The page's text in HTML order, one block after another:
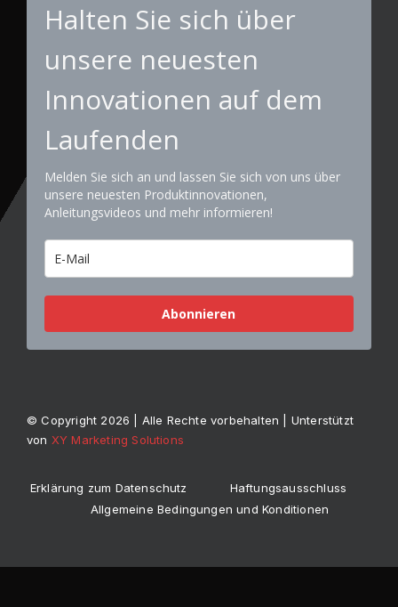
Halten Sie sich über
unsere neuesten
Innovationen auf dem
Laufenden
Melden Sie sich an und lassen Sie sich von uns über
unsere neuesten Produktinnovationen,
Anleitungsvideos und mehr informieren!
Abonnieren
© Copyright 2026 | Alle Rechte vorbehalten | Unterstützt
von XY Marketing Solutions
Erklärung zum Datenschutz
Haftungsausschluss
Allgemeine Bedingungen und Konditionen